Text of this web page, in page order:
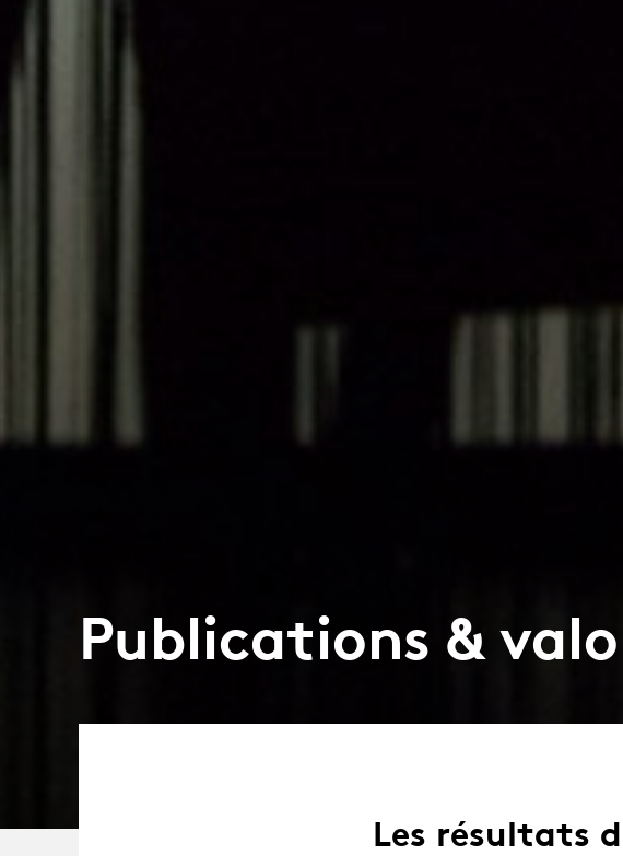
Publications &
Les résultats